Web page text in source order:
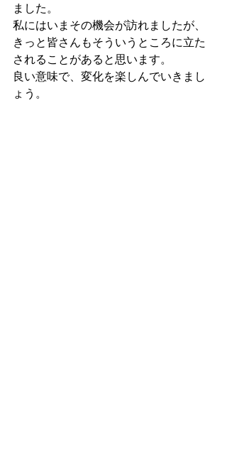
ました。
私にはいまその機会が訪れましたが、
きっと皆さんもそういうところに立た
されることがあると思います。
良い意味で、変化を楽しんでいきまし
ょう。